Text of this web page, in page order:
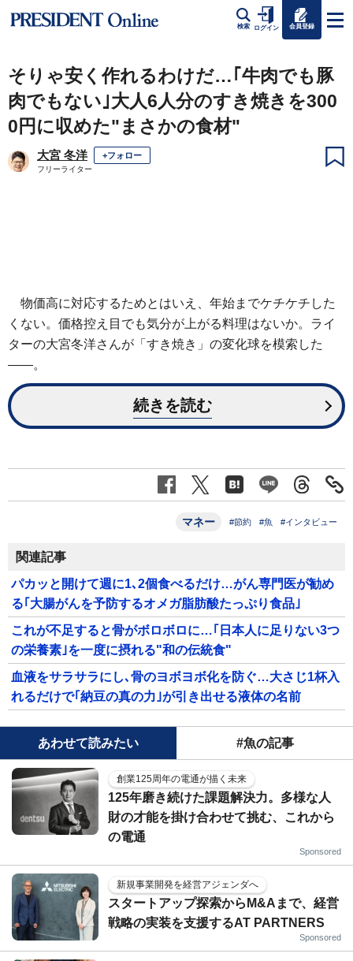
検索 ログイン 会員登録
そりゃ安く作れるわけだ…｢牛肉でも豚
肉でもない｣大人6人分のすき焼きを300
0円に収めた"まさかの食材"
大宮 冬洋 +フォロー
フリーライター
物価高に対応するためとはいえ、年始までケチケチした
くない。価格控え目でも気分が上がる料理はないか。ライ
ターの大宮冬洋さんが「すき焼き」の変化球を模索した
――。
続きを読む
マネー #節約 #魚 #インタビュー
関連記事
パカッと開けて週に1､2個食べるだけ…がん専門医が勧め
る｢大腸がんを予防するオメガ脂肪酸たっぷり食品｣
これが不足すると骨がボロボロに…｢日本人に足りない3つ
の栄養素｣を一度に摂れる"和の伝統食"
血液をサラサラにし､骨のヨボヨボ化を防ぐ…大さじ1杯入
れるだけで｢納豆の真の力｣が引き出せる液体の名前
あわせて読みたい #魚の記事
創業125周年の電通が描く未来
125年磨き続けた課題解決力。多様な人
財の才能を掛け合わせて挑む、これから
の電通
Sponsored
新規事業開発を経営アジェンダへ
スタートアップ探索からM&Aまで、経営
戦略の実装を支援するAT PARTNERS
Sponsored